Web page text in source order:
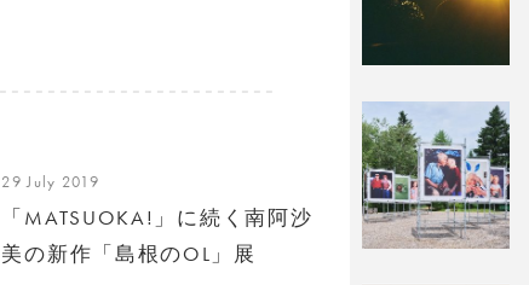
29 July 2019
「MATSUOKA!」に続く南阿沙
美の新作「島根のOL」展